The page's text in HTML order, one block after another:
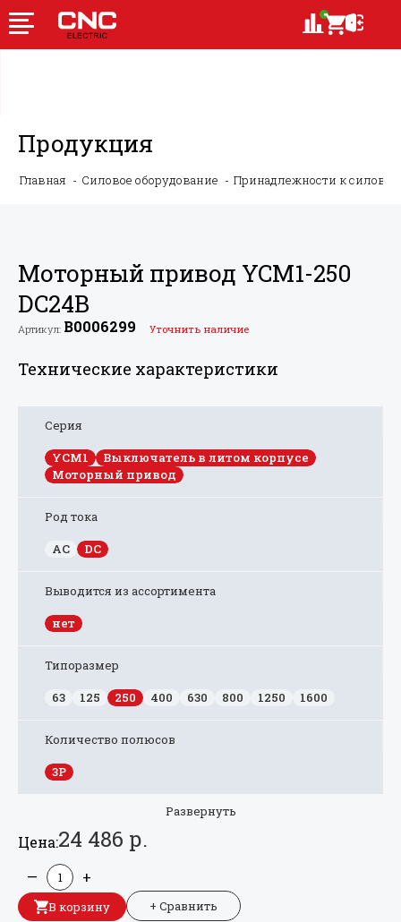
Продукция
Главная Силовое оборудование Принадлежности к
Моторный привод YCM1-250
DC24В
Артикул: B0006299 Уточнить наличие
Технические характеристики
Развернуть
Серия
YCM1
Выключатель в литом корпусе
Моторный привод
Род тока
AC
DC
Выводится из ассортимента
нет
Типоразмер
63
125 250 400 630 800 1250 1600
Количество полюсов
3P
Цена:24 486 р.
— +
В корзину + Сравнить